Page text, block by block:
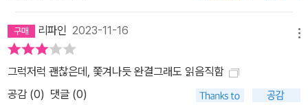
리파인 2023-11-16
그럭저럭 괜찮은데, 쫓겨나듯 완결그래도 읽음직함
공감 (0) 댓글 (0)